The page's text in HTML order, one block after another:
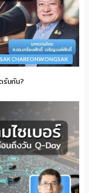
CHAREONWONGSAK
รับกัน?